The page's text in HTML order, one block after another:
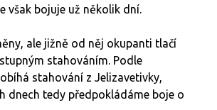
však bojuje už několik dní.
ale jižně od něj okupanti tlačí
stahováním. Podle
stahování z Jelizavetivky,
dnech tedy předpokládáme boje o